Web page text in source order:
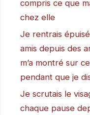
compris ce que
chez elle
Je rentrais
amis depuis des
m’a montré sur
pendant que je
Je scrutais le
chaque pause